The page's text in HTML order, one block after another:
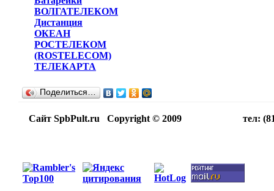
ВОЛГАТЕЛЕКОМ
Дистанция
ОКЕАН
РОСТЕЛЕКОМ
(ROSTELECOM)
ТЕЛЕКАРТА
Поделиться…
Сайт SpbPult.ru Copyright © 2009 тел: